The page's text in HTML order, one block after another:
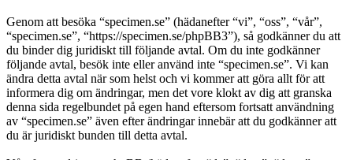
Genom att besöka “specimen.se” (hädanefter “vi”, “oss”, “vår”,
“specimen.se”, “https://specimen.se/phpBB3”), så godkänner du att
du binder dig juridiskt till följande avtal. Om du inte godkänner
följande avtal, besök inte eller använd inte “specimen.se”. Vi kan
ändra detta avtal när som helst och vi kommer att göra allt för att
informera dig om ändringar, men det vore klokt av dig att granska
denna sida regelbundet på egen hand eftersom fortsatt användning
av “specimen.se” även efter ändringar innebär att du godkänner att
du är juridiskt bunden till detta avtal.